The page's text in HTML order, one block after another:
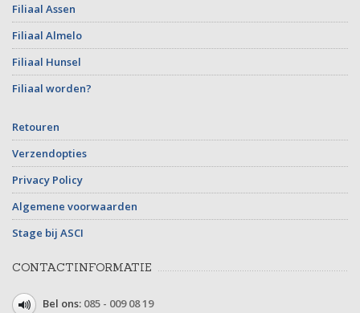
Filiaal Assen
Filiaal Almelo
Filiaal Hunsel
Filiaal worden?
Retouren
Verzendopties
Privacy Policy
Algemene voorwaarden
Stage bij ASCI
CONTACTINFORMATIE
Bel ons: 085 - 009 08 19